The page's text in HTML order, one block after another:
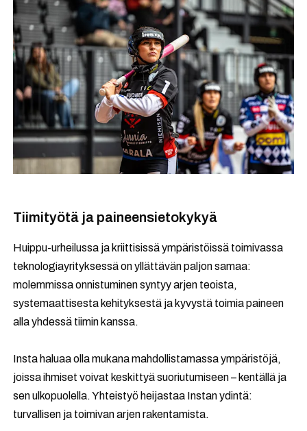
Tiimityötä ja paineensietokykyä
Huippu-urheilussa ja kriittisissä ympäristöissä toimivassa
teknologiayrityksessä on yllättävän paljon samaa:
molemmissa onnistuminen syntyy arjen teoista,
systemaattisesta kehityksestä ja kyvystä toimia paineen
alla yhdessä tiimin kanssa.
Insta haluaa olla mukana mahdollistamassa ympäristöjä,
joissa ihmiset voivat keskittyä suoriutumiseen – kentällä ja
sen ulkopuolella. Yhteistyö heijastaa Instan ydintä:
turvallisen ja toimivan arjen rakentamista.